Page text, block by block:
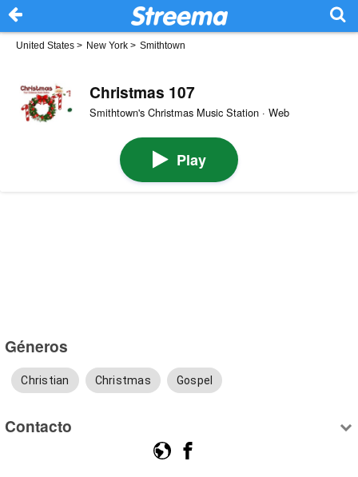
United States > New York > Smithtown
Christmas 107
Smithtown's Christmas Music Station · Web
Play
Géneros
Christian Christmas Gospel
Contacto